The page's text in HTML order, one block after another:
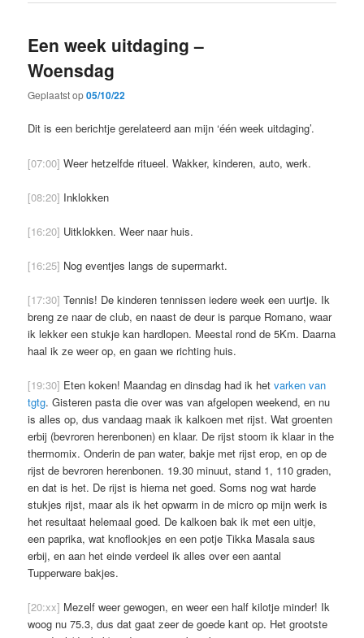
Een week uitdaging –
Woensdag
Geplaatst op05/10/22
Dit is een berichtje gerelateerd aan mijn ‘één week uitdaging’.
[07:00] Weer hetzelfde ritueel. Wakker, kinderen, auto, werk.
[08:20] Inklokken
[16:20] Uitklokken. Weer naar huis.
[16:25] Nog eventjes langs de supermarkt.
[17:30] Tennis! De kinderen tennissen iedere week een uurtje. Ik
breng ze naar de club, en naast de deur is parque Romano, waar
ik lekker een stukje kan hardlopen. Meestal rond de 5Km. Daarna
haal ik ze weer op, en gaan we richting huis.
[19:30] Eten koken! Maandag en dinsdag had ik hetvarken van
tgtg. Gisteren pasta die over was van afgelopen weekend, en nu
is alles op, dus vandaag maak ik kalkoen met rijst. Wat groenten
erbij (bevroren herenbonen) en klaar. De rijst stoom ik klaar in the
thermomix. Onderin de pan water, bakje met rijst erop, en op de
rijst de bevroren herenbonen. 19.30 minuut, stand 1, 110 graden,
en dat is het. De rijst is hierna net goed. Soms nog wat harde
stukjes rijst, maar als ik het opwarm in de micro op mijn werk is
het resultaat helemaal goed. De kalkoen bak ik met een uitje,
een paprika, wat knoflookjes en een potje Tikka Masala saus
erbij, en aan het einde verdeel ik alles over een aantal
Tupperware bakjes.
[20:xx] Mezelf weer gewogen, en weer een half kilotje minder! Ik
woog nu 75.3, dus dat gaat zeer de goede kant op. Het grootste